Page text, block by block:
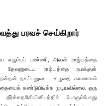
பரவச் செய்கிறார்
எழும்பப் பண்ணி, அவன் ராஜ்யத்தை
தேவனுடைய ராஜ்யத்தை நமக்குள்
தகப்பனுடைய கழுதை காணாமல்
கண்டுபிடிக்க முடியவில்லை. ஒரு
போகும்போது